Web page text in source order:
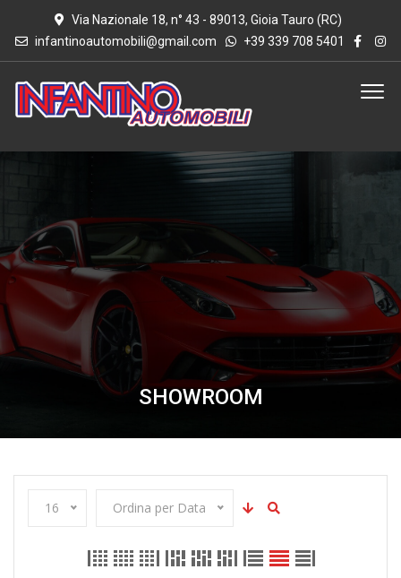
Via Nazionale 18, n° 43 - 89013, Gioia Tauro (RC)
infantinoautomobili@gmail.com
+39 339 708 5401
SHOWROOM
16 Ordina per Data